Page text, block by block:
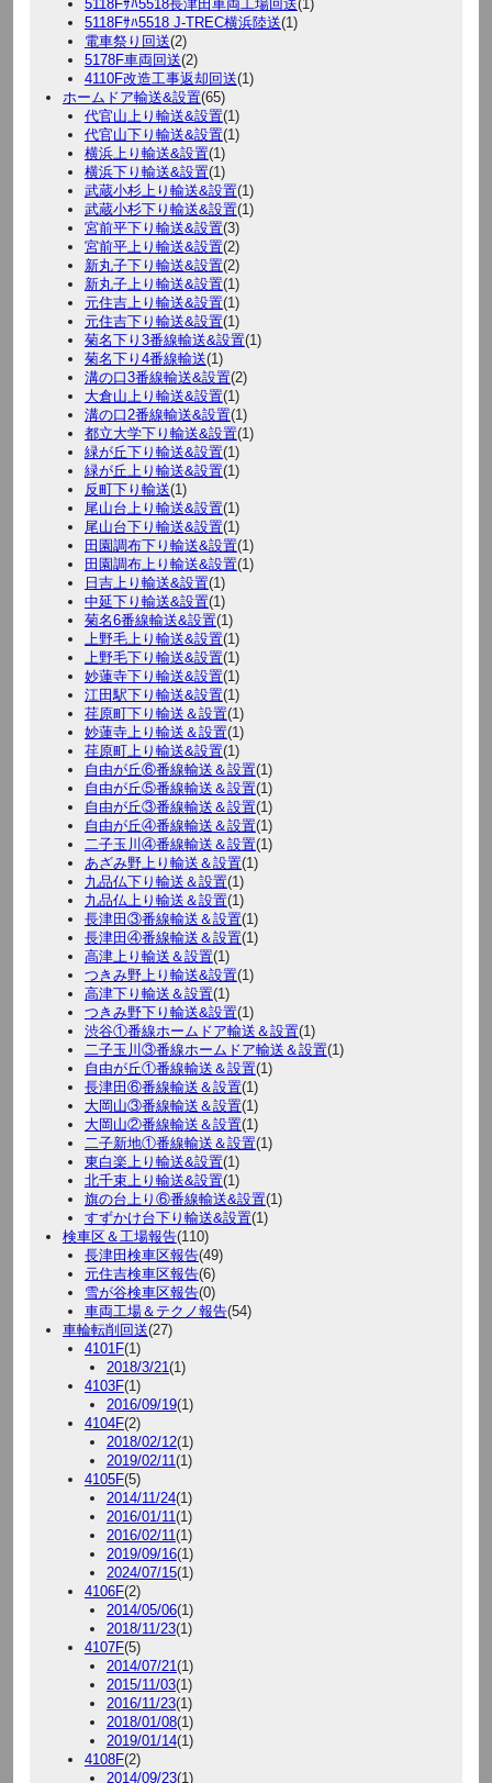
5118Fｻﾊ5518長津田車両工場回送(1)
5118Fｻﾊ5518 J-TREC横浜陸送(1)
電車祭り回送(2)
5178F車両回送(2)
4110F改造工事返却回送(1)
ホームドア輸送&設置(65)
代官山上り輸送&設置(1)
代官山下り輸送&設置(1)
横浜上り輸送&設置(1)
横浜下り輸送&設置(1)
武蔵小杉上り輸送&設置(1)
武蔵小杉下り輸送&設置(1)
宮前平下り輸送&設置(3)
宮前平上り輸送&設置(2)
新丸子下り輸送&設置(2)
新丸子上り輸送&設置(1)
元住吉上り輸送&設置(1)
元住吉下り輸送&設置(1)
菊名下り3番線輸送&設置(1)
菊名下り4番線輸送(1)
溝の口3番線輸送&設置(2)
大倉山上り輸送&設置(1)
溝の口2番線輸送&設置(1)
都立大学下り輸送&設置(1)
緑が丘下り輸送&設置(1)
緑が丘上り輸送&設置(1)
反町下り輸送(1)
尾山台上り輸送&設置(1)
尾山台下り輸送&設置(1)
田園調布下り輸送&設置(1)
田園調布上り輸送&設置(1)
日吉上り輸送&設置(1)
中延下り輸送&設置(1)
菊名6番線輸送&設置(1)
上野毛上り輸送&設置(1)
上野毛下り輸送&設置(1)
妙蓮寺下り輸送&設置(1)
江田駅下り輸送&設置(1)
荏原町下り輸送＆設置(1)
妙蓮寺上り輸送＆設置(1)
荏原町上り輸送&設置(1)
自由が丘⑥番線輸送＆設置(1)
自由が丘⑤番線輸送＆設置(1)
自由が丘③番線輸送＆設置(1)
自由が丘④番線輸送＆設置(1)
二子玉川④番線輸送＆設置(1)
あざみ野上り輸送＆設置(1)
九品仏下り輸送＆設置(1)
九品仏上り輸送＆設置(1)
長津田③番線輸送＆設置(1)
長津田④番線輸送＆設置(1)
高津上り輸送＆設置(1)
つきみ野上り輸送&設置(1)
高津下り輸送＆設置(1)
つきみ野下り輸送&設置(1)
渋谷①番線ホームドア輸送＆設置(1)
二子玉川③番線ホームドア輸送＆設置(1)
自由が丘①番線輸送＆設置(1)
長津田⑥番線輸送＆設置(1)
大岡山③番線輸送＆設置(1)
大岡山②番線輸送＆設置(1)
二子新地①番線輸送＆設置(1)
東白楽上り輸送&設置(1)
北千束上り輸送&設置(1)
旗の台上り⑥番線輸送&設置(1)
すずかけ台下り輸送&設置(1)
検車区＆工場報告(110)
長津田検車区報告(49)
元住吉検車区報告(6)
雪が谷検車区報告(0)
車両工場＆テクノ報告(54)
車輪転削回送(27)
4101F(1)
2018/3/21(1)
4103F(1)
2016/09/19(1)
4104F(2)
2018/02/12(1)
2019/02/11(1)
4105F(5)
2014/11/24(1)
2016/01/11(1)
2016/02/11(1)
2019/09/16(1)
2024/07/15(1)
4106F(2)
2014/05/06(1)
2018/11/23(1)
4107F(5)
2014/07/21(1)
2015/11/03(1)
2016/11/23(1)
2018/01/08(1)
2019/01/14(1)
4108F(2)
2014/09/23(1)